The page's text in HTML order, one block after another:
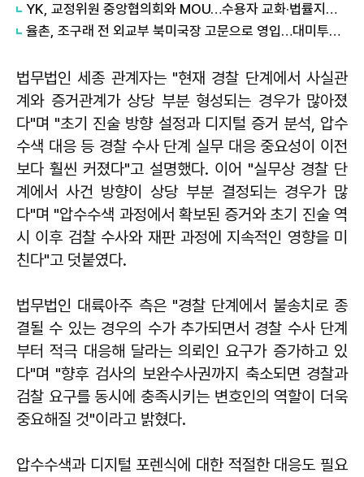
YK, 교정위원 중앙협의회와 MOU…수용자 교화·법률지원 협력
율촌, 조구래 전 외교부 북미국장 고문으로 영입…대미투자 대응 역량 강화
법무법인 세종 관계자는 "현재 경찰 단계에서 사실관
계와 증거관계가 상당 부분 형성되는 경우가 많아졌
다"며 "초기 진술 방향 설정과 디지털 증거 분석, 압수
수색 대응 등 경찰 수사 단계 실무 대응 중요성이 이전
보다 훨씬 커졌다"고 설명했다. 이어 "실무상 경찰 단
계에서 사건 방향이 상당 부분 결정되는 경우가 많
다"며 "압수수색 과정에서 확보된 증거와 초기 진술 역
시 이후 검찰 수사와 재판 과정에 지속적인 영향을 미
친다"고 덧붙였다.
법무법인 대륙아주 측은 "경찰 단계에서 불송치로 종
결될 수 있는 경우의 수가 추가되면서 경찰 수사 단계
부터 적극 대응해 달라는 의뢰인 요구가 증가하고 있
다"며 "향후 검사의 보완수사권까지 축소되면 경찰과
검찰 요구를 동시에 충족시키는 변호인의 역할이 더욱
중요해질 것"이라고 밝혔다.
압수수색과 디지털 포렌식에 대한 적절한 대응도 필요